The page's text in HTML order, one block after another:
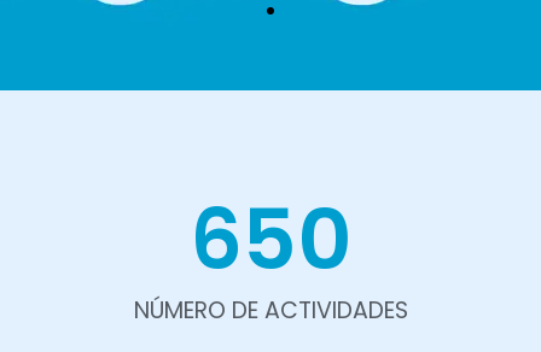
NÚMERO DE ACTIVIDADES
650